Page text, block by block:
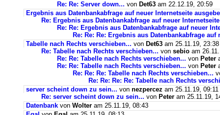
Re: Re: Server down... von Det63 am 22.12.19, 20:59
Ergebnis aus Datenbankabfrage auf neuer Internetseite
Re: Ergebnis aus Datenbankabfrage auf neuer
Re: Re: Ergebnis aus Datenbankabfrage auf neuer
Re: Re: Re: Ergebnis aus Datenbankabfrage
Tabelle nach Rechts verschieben... von Det63 am 25.11.19, 23:38
Re: Tabelle nach Rechts verschieben... von sebio am
Re: Re: Tabelle nach Rechts verschieben... von Peter
Re: Re: Tabelle nach Rechts verschieben... von Peter
Re: Re: Re: Tabelle nach Rechts verschieben...
Re: Re: Re: Re: Tabelle nach Rechts
server scheint down zu sein... von nezpercez am 25.11.19, 09:11
Re: server scheint down zu sein... von Peter am 25.11.19,
Datenbank von Wolter am 25.11.19, 08:43